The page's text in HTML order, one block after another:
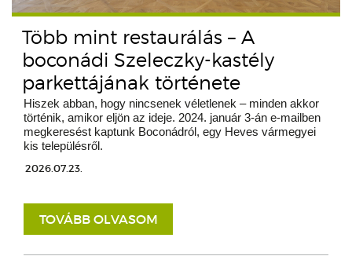
Több mint restaurálás – A
boconádi Szeleczky-kastély
parkettájának története
Hiszek abban, hogy nincsenek véletlenek – minden akkor
történik, amikor eljön az ideje. 2024. január 3-án e-mailben
megkeresést kaptunk Boconádról, egy Heves vármegyei
kis településről.
2026.07.23.
TOVÁBB OLVASOM